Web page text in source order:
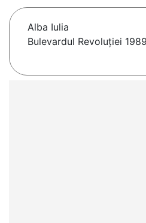
Alba Iulia
Bulevardul Revoluției